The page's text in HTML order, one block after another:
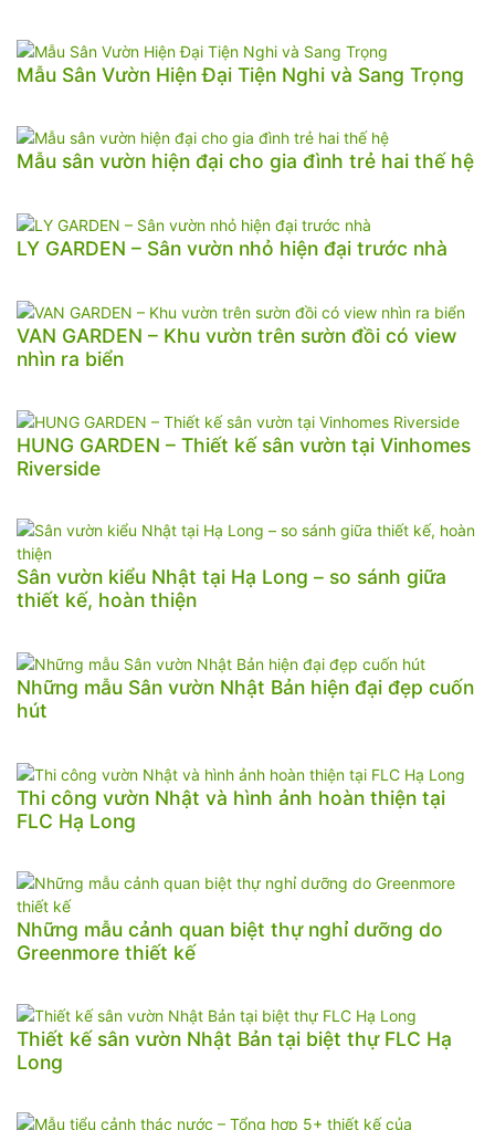
Mẫu Sân Vườn Hiện Đại Tiện Nghi và Sang Trọng
Mẫu sân vườn hiện đại cho gia đình trẻ hai thế hệ
LY GARDEN – Sân vườn nhỏ hiện đại trước nhà
VAN GARDEN – Khu vườn trên sườn đồi có view
nhìn ra biển
HUNG GARDEN – Thiết kế sân vườn tại Vinhomes
Riverside
Sân vườn kiểu Nhật tại Hạ Long – so sánh giữa
thiết kế, hoàn thiện
Những mẫu Sân vườn Nhật Bản hiện đại đẹp cuốn
hút
Thi công vườn Nhật và hình ảnh hoàn thiện tại
FLC Hạ Long
Những mẫu cảnh quan biệt thự nghỉ dưỡng do
Greenmore thiết kế
Thiết kế sân vườn Nhật Bản tại biệt thự FLC Hạ
Long